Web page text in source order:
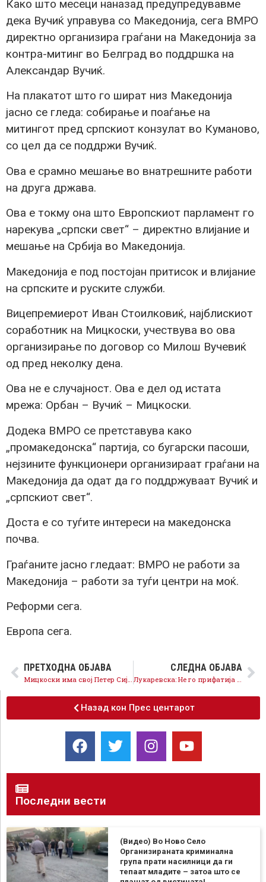
Како што месеци наназад предупредувавме
дека Вучиќ управува со Македонија, сега ВМРО
директно организира граѓани на Македонија за
контра-митинг во Белград во поддршка на
Александар Вучиќ.
На плакатот што го шират низ Македонија
јасно се гледа: собирање и поаѓање на
митингот пред српскиот конзулат во Куманово,
со цел да се поддржи Вучиќ.
Ова е срамно мешање во внатрешните работи
на друга држава.
Ова е токму она што Европскиот парламент го
нарекува „српски свет“ – директно влијание и
мешање на Србија во Македонија.
Македонија е под постојан притисок и влијание
на српските и руските служби.
Вицепремиерот Иван Стоилковиќ, најблискиот
соработник на Мицкоски, учествува во ова
организирање по договор со Милош Вучевиќ
од пред неколку дена.
Ова не е случајност. Ова е дел од истата
мрежа: Орбан – Вучиќ – Мицкоски.
Додека ВМРО се претставува како
„промакедонска“ партија, со бугарски пасоши,
нејзините функционери организираат граѓани на
Македонија да одат да го поддржуваат Вучиќ и
„српскиот свет“.
Доста е со туѓите интереси на македонска
почва.
Граѓаните јасно гледаат: ВМРО не работи за
Македонија – работи за туѓи центри на моќ.
Реформи сега.
Европа сега.
ПРЕТХОДНА ОБЈАВА СЛЕДНА ОБЈАВА
Назад кон Прес центарот
Последни вести
(Видео) Во Ново Село
Организираната криминална
група прати насилници да ги
тепаат младите – затоа што се